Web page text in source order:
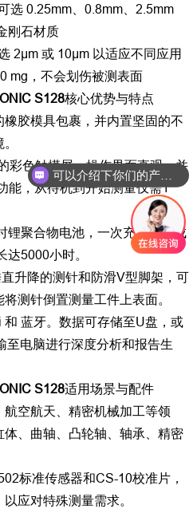
选 0.25mm、0.8mm、2.5mm
刚石材质
2μm 或 10μm 以适应不同应用
mg，不会划伤被测表面
S128核心优势与特点
胶模具包裹，并内置坚固的不
彩色触摸屏，操作界面直观，并
能，从待机到开始测量仅需1
锂聚合物电池，一次充电可完成
5000小时。
升降的测针和防滑V型脚架，可
测针倒置测量工件上表面。
蓝牙。数据可存储至U盘，或
至电脑进行深度分析和报告生
S128适用场景与配件
空航天、精密机械加工等领
、曲轴、凸轮轴、轴承、精密
标准传感器和CS-10校准片，
应对特殊测量需求。
可以介绍下你们的产品么